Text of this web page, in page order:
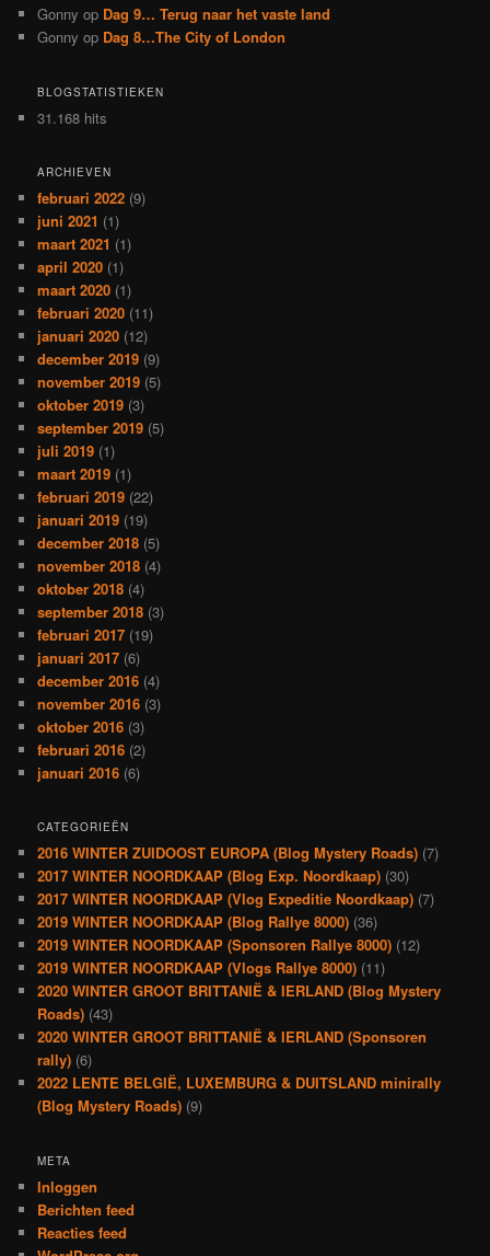
Gonny op Dag 9… Terug naar het vaste land
Gonny op Dag 8…The City of London
BLOGSTATISTIEKEN
31.168 hits
ARCHIEVEN
februari 2022 (9)
juni 2021 (1)
maart 2021 (1)
april 2020 (1)
maart 2020 (1)
februari 2020 (11)
januari 2020 (12)
december 2019 (9)
november 2019 (5)
oktober 2019 (3)
september 2019 (5)
juli 2019 (1)
maart 2019 (1)
februari 2019 (22)
januari 2019 (19)
december 2018 (5)
november 2018 (4)
oktober 2018 (4)
september 2018 (3)
februari 2017 (19)
januari 2017 (6)
december 2016 (4)
november 2016 (3)
oktober 2016 (3)
februari 2016 (2)
januari 2016 (6)
CATEGORIEËN
2016 WINTER ZUIDOOST EUROPA (Blog Mystery Roads) (7)
2017 WINTER NOORDKAAP (Blog Exp. Noordkaap) (30)
2017 WINTER NOORDKAAP (Vlog Expeditie Noordkaap) (7)
2019 WINTER NOORDKAAP (Blog Rallye 8000) (36)
2019 WINTER NOORDKAAP (Sponsoren Rallye 8000) (12)
2019 WINTER NOORDKAAP (Vlogs Rallye 8000) (11)
2020 WINTER GROOT BRITTANIË & IERLAND (Blog Mystery
Roads) (43)
2020 WINTER GROOT BRITTANIË & IERLAND (Sponsoren
rally) (6)
2022 LENTE BELGIË, LUXEMBURG & DUITSLAND minirally
(Blog Mystery Roads) (9)
META
Inloggen
Berichten feed
Reacties feed